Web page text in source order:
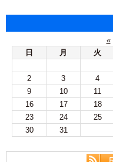
«
日
月 火
2
3 4
9
10 11
16
17 18
23
24 25
30
31